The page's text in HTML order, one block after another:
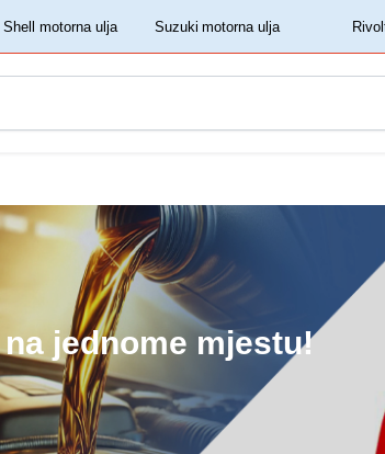
‏‏‎ ‎Shell motorna ulja‏‏‎ ‎
jednome mjestu!